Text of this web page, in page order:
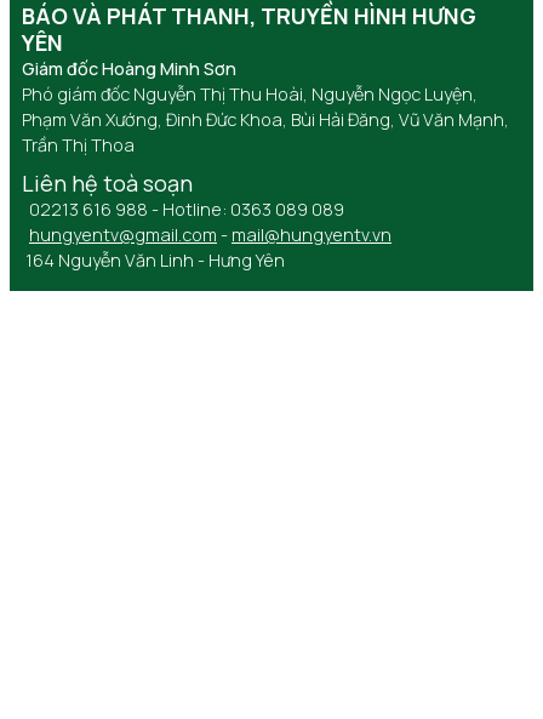
BÁO VÀ PHÁT THANH, TRUYỀN HÌNH HƯNG
YÊN
Giám đốc Hoàng Minh Sơn
Phó giám đốc Nguyễn Thị Thu Hoài, Nguyễn Ngọc Luyện,
Phạm Văn Xướng, Đinh Đức Khoa, Bùi Hải Đăng, Vũ Văn Mạnh,
Trần Thị Thoa
Liên hệ toà soạn
02213 616 988 - Hotline: 0363 089 089
hungyentv@gmail.com - mail@hungyentv.vn
164 Nguyễn Văn Linh - Hưng Yên